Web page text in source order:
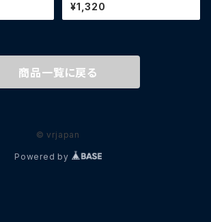
¥1,320
商品一覧に戻る
© vrjapan
Powered by